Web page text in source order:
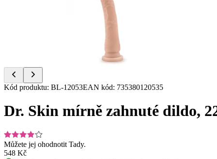
Item
of
Kód produktu: BL-12053EAN kód: 735380120535
Dr. Skin mírně zahnuté dildo,
Můžete jej ohodnotit Tady.
548 Kč